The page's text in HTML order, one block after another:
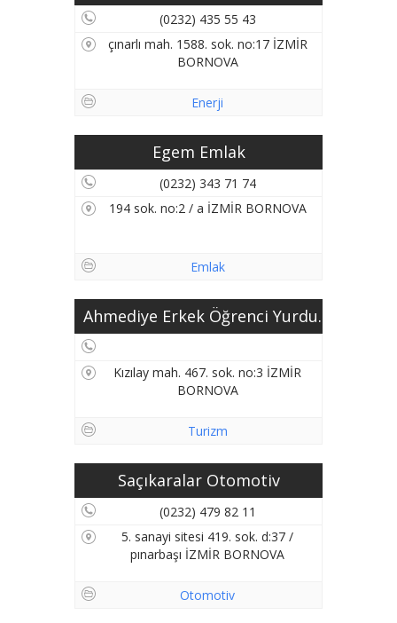
(0232) 435 55 43
çınarlı mah. 1588. sok. no:17 İZMİR
BORNOVA
Enerji
Egem Emlak
(0232) 343 71 74
194 sok. no:2 / a İZMİR BORNOVA
Emlak
Ahmediye Erkek Öğrenci Yurdu...
Kızılay mah. 467. sok. no:3 İZMİR
BORNOVA
Turizm
Saçıkaralar Otomotiv
(0232) 479 82 11
5. sanayi sitesi 419. sok. d:37 /
pınarbaşı İZMİR BORNOVA
Otomotiv